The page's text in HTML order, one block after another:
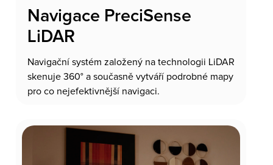
Navigace PreciSense
LiDAR
Navigační systém založený na technologii LiDAR
skenuje 360° a současně vytváří podrobné mapy
pro co nejefektivnější navigaci.